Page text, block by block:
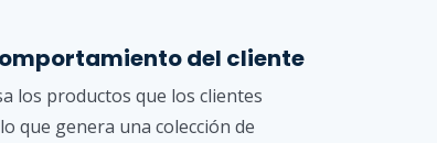
del cliente
los productos que los clientes
que genera una colección de